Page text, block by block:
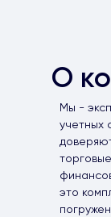
Мы -
учетных
это
О